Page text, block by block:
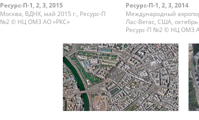
Ресурс-П-1, 2, 3, 2015
Москва, ВДНХ, май 2015 г., Ресурс-П
№2 © НЦ ОМЗ АО «РКС»
Ресурс-П-1, 2, 3, 2014
Международный
Лас-Вегас, США, октябрь
Ресурс-П №2 © НЦ ОМЗ